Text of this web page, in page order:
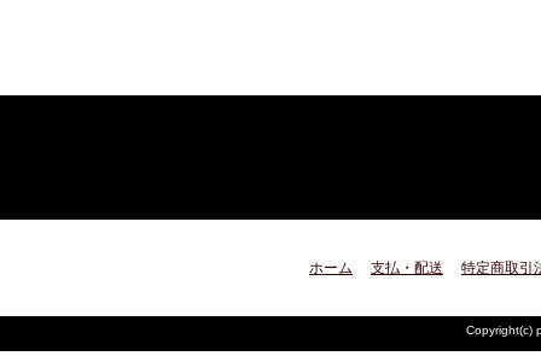
ホーム 支払・配送 特定商取引
Copyright(c)